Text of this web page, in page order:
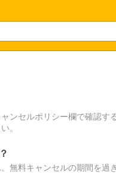
ンセルポリシー欄で確認す
。
無料キャンセルの期間を過